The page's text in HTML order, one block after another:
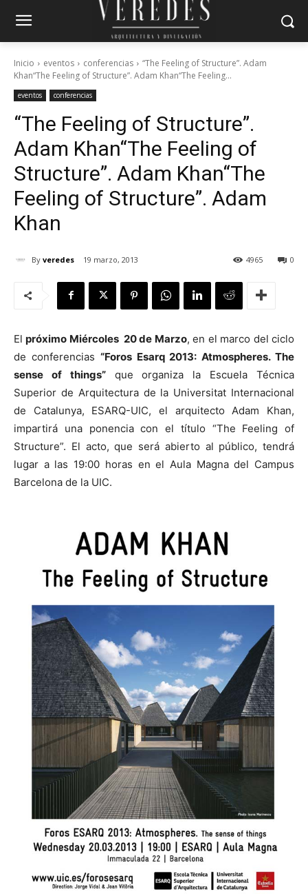
Inicio eventos conferencias
“The Feeling of Structure”. Adam
Khan“The Feeling of Structure”. Adam Khan“The Feeling...
eventos conferencias
“The Feeling of Structure”.
Adam Khan“The Feeling of
Structure”. Adam Khan“The
Feeling of Structure”. Adam
Khan
By veredes 19 marzo, 2013 0
4965
Elpróximo Miércoles 20 de Marzo, en el marco del ciclo
de conferencias “Foros Esarq 2013: Atmospheres. The
sense of things”que organiza la Escuela Técnica
Superior de Arquitectura de la Universitat Internacional
de Catalunya, ESARQ-UIC, el arquitecto Adam Khan,
impartirá una ponencia con el título “The Feeling of
Structure”. El acto, que será abierto al público, tendrá
lugar a las 19:00 horas en el Aula Magna del Campus
Barcelona de la UIC.